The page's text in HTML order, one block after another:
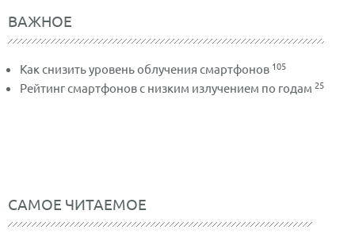
ВАЖНОЕ
Как снизить уровень облучения смартфонов 105
Рейтинг смартфонов с низким излучением по годам 25
САМОЕ ЧИТАЕМОЕ